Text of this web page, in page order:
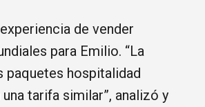
de vender
para Emilio. “La
paquetes hospitalidad
tarifa similar”, analizó y